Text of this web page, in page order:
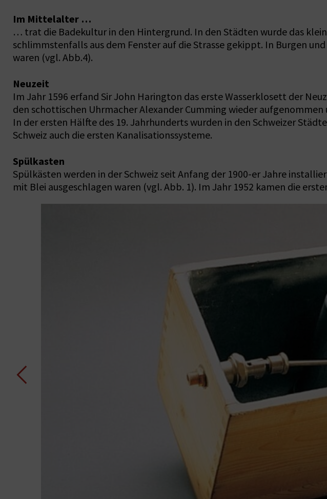
Im Mittelalter …
… trat die Badekultur in den Hintergrund. In den Städten wurde das
schlimmstenfalls aus dem Fenster auf die Strasse gekippt. In Burgen
waren (vgl. Abb.4).
Neuzeit
Im Jahr 1596 erfand Sir John Harington das erste Wasserklosett der
den schottischen Uhrmacher Alexander Cumming wieder
In der ersten Hälfte des 19. Jahrhunderts wurden in den Schweizer
Schweiz auch die ersten Kanalisationssysteme.
Spülkasten
Spülkästen werden in der Schweiz seit Anfang der 1900-er Jahre
mit Blei ausgeschlagen waren (vgl. Abb. 1). Im Jahr 1952 kamen die